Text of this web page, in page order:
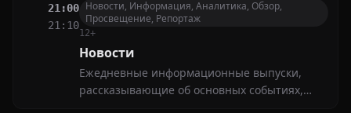
через свои произведения
21:00
21:10
Новости, Информация, Аналитика, Обзор,
Просвещение, Репортаж
12+
Новости
Ежедневные информационные выпуски,
рассказывающие об основных событиях,